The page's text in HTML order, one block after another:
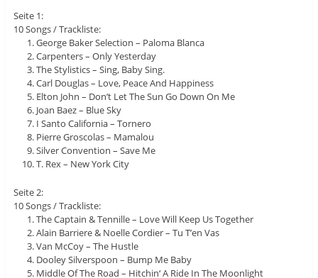
Seite 1:
10 Songs / Trackliste:
George Baker Selection – Paloma Blanca
Carpenters – Only Yesterday
The Stylistics – Sing, Baby Sing.
Carl Douglas – Love, Peace And Happiness
Elton John – Don’t Let The Sun Go Down On Me
Joan Baez – Blue Sky
I Santo California – Tornero
Pierre Groscolas – Mamalou
Silver Convention – Save Me
T. Rex – New York City
Seite 2:
10 Songs / Trackliste:
The Captain & Tennille – Love Will Keep Us Together
Alain Barriere & Noelle Cordier – Tu T’en Vas
Van McCoy – The Hustle
Dooley Silverspoon – Bump Me Baby
Middle Of The Road – Hitchin‘ A Ride In The Moonlight